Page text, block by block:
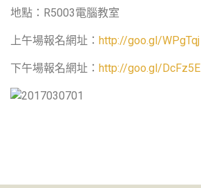
地點： R5003電腦教室
上午場報名網址： http://goo.gl/WPgTqj
下午場報名網址： http://goo.gl/DcFz5E